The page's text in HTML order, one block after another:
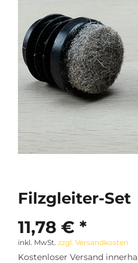
Filzgleiter-Set
11,78 € *
inkl. MwSt. zzgl. Versandkosten
Kostenloser Versand